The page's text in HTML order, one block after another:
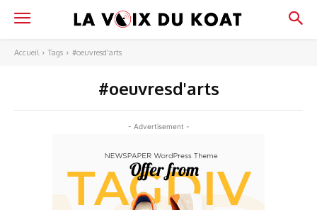
Accueil Tags #oeuvresd'arts
#oeuvresd'arts
- Advertisement -